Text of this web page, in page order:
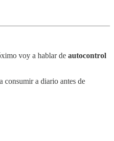
voy a hablar de autocontrol
consumir a diario antes de